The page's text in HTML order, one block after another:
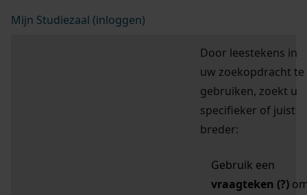
Mijn Studiezaal (inloggen)
Door leestekens in
uw zoekopdracht te
gebruiken, zoekt u
specifieker of juist
breder:
Gebruik een
vraagteken (?)